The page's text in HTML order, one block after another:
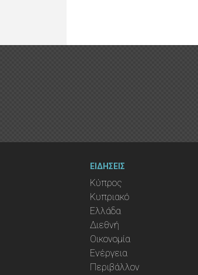
ΕΙΔΗΣΕΙΣ
Κύπρος
Κυπριακό
Ελλάδα
Διεθνή
Οικονομία
Ενέργεια
Περιβάλλον